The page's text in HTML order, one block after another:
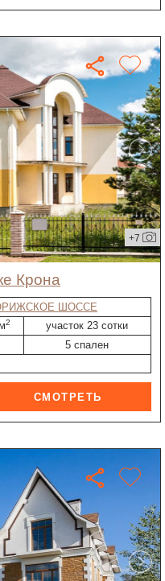
+7
Крона
ШОССЕ
2
участок 23 сотки
5 спален